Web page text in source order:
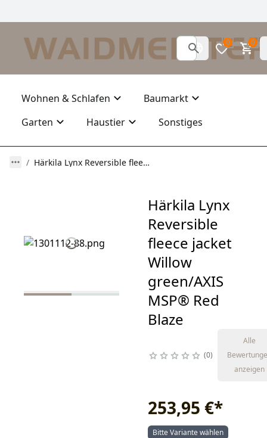
0 0
Wohnen & Schlafen
Baumarkt
Garten
Haustier Sonstiges
Härkila Lynx Reversible fleece jacket Willow green/AXIS MSP® Red Blaze
Härkila Lynx
Reversible
fleece jacket
Willow
green/AXIS
MSP® Red
Blaze
0
Alle
anzeigen
253,95 €*
Bitte Variante wählen